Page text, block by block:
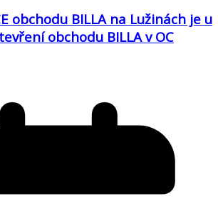
obchodu BILLA na Lužinách je u
obchodu BILLA v OC